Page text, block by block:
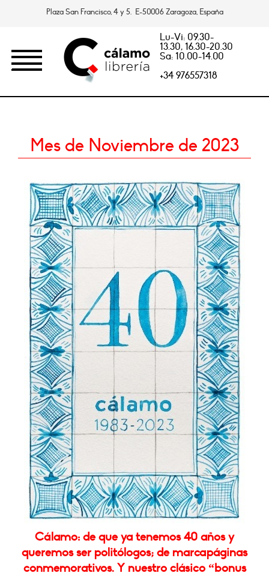
Plaza San Francisco, 4 y 5. E-50006 Zaragoza, España
Lu-Vi: 09.30-
13.30, 16.30-20.30
Sa: 10.00-14.00
+34 976557318
Mes de Noviembre de 2023
Cálamo: de que ya tenemos 40 años y
queremos ser politólogos; de marcapáginas
conmemorativos. Y nuestro clásico “bonus